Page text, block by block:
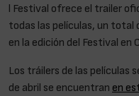
l Festival ofrece el trailer
todas las películas, un total
en la edición del Festival en
Los tráilers de las películas
de abril se encuentran en